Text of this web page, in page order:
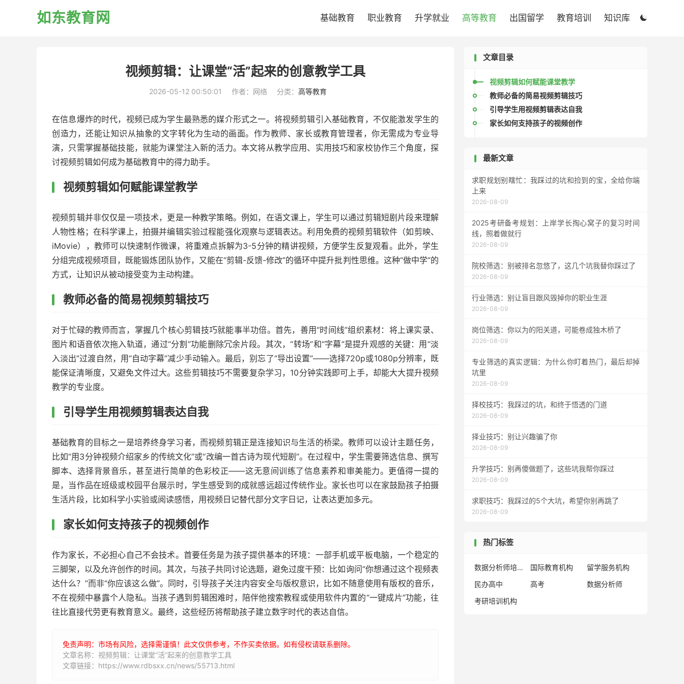
如东教育网 
基础教育 职业教育 升学就业 高等教育 出国留学 教育培训 知识库
视频剪辑：让课堂“活”起来的创意教学工具
2026-05-12 00:50:01 作者：网络 分类： 高等教育
在信息爆炸的时代，视频已成为学生最熟悉的媒介形式之一。将视频剪辑引入基础教育，不仅能激发学生的
创造力，还能让知识从抽象的文字转化为生动的画面。作为教师、家长或教育管理者，你无需成为专业导
演，只需掌握基础技能，就能为课堂注入新的活力。本文将从教学应用、实用技巧和家校协作三个角度，探
讨视频剪辑如何成为基础教育中的得力助手。
视频剪辑如何赋能课堂教学
视频剪辑并非仅仅是一项技术，更是一种教学策略。例如，在语文课上，学生可以通过剪辑短剧片段来理解
人物性格；在科学课上，拍摄并编辑实验过程能强化观察与逻辑表达。利用免费的视频剪辑软件（如剪映、
iMovie），教师可以快速制作微课，将重难点拆解为3-5分钟的精讲视频，方便学生反复观看。此外，学生
分组完成视频项目，既能锻炼团队协作，又能在“剪辑-反馈-修改”的循环中提升批判性思维。这种“做中学”的
方式，让知识从被动接受变为主动构建。
教师必备的简易视频剪辑技巧
对于忙碌的教师而言，掌握几个核心剪辑技巧就能事半功倍。首先，善用“时间线”组织素材：将上课实录、
图片和语音依次拖入轨道，通过“分割”功能删除冗余片段。其次，“转场”和“字幕”是提升观感的关键：用“淡
入淡出”过渡自然，用“自动字幕”减少手动输入。最后，别忘了“导出设置”——选择720p或1080p分辨率，既
能保证清晰度，又避免文件过大。这些剪辑技巧不需要复杂学习，10分钟实践即可上手，却能大大提升视频
教学的专业度。
引导学生用视频剪辑表达自我
基础教育的目标之一是培养终身学习者，而视频剪辑正是连接知识与生活的桥梁。教师可以设计主题任务，
比如“用3分钟视频介绍家乡的传统文化”或“改编一首古诗为现代短剧”。在过程中，学生需要筛选信息、撰写
脚本、选择背景音乐，甚至进行简单的色彩校正——这无意间训练了信息素养和审美能力。更值得一提的
是，当作品在班级或校园平台展示时，学生感受到的成就感远超过传统作业。家长也可以在家鼓励孩子拍摄
生活片段，比如科学小实验或阅读感悟，用视频日记替代部分文字日记，让表达更加多元。
家长如何支持孩子的视频创作
作为家长，不必担心自己不会技术。首要任务是为孩子提供基本的环境：一部手机或平板电脑，一个稳定的
三脚架，以及允许创作的时间。其次，与孩子共同讨论选题，避免过度干预：比如询问“你想通过这个视频表
达什么？”而非“你应该这么做”。同时，引导孩子关注内容安全与版权意识，比如不随意使用有版权的音乐，
不在视频中暴露个人隐私。当孩子遇到剪辑困难时，陪伴他搜索教程或使用软件内置的“一键成片”功能，往
往比直接代劳更有教育意义。最终，这些经历将帮助孩子建立数字时代的表达自信。
免责声明：市场有风险，选择需谨慎！此文仅供参考，不作买卖依据。如有侵权请联系删除。
文章名称：视频剪辑：让课堂“活”起来的创意教学工具
文章链接：https://www.rdbsxx.cn/news/55713.html
文章目录
视频剪辑如何赋能课堂教学
教师必备的简易视频剪辑技巧
引导学生用视频剪辑表达自我
家长如何支持孩子的视频创作
最新文章
求职规划别瞎忙：我踩过的坑和捡到的宝，全给你端
上来
2026-08-09
2025考研备考规划：上岸学长掏心窝子的复习时间
线，照着做就行
2026-08-09
院校筛选：别被排名忽悠了，这几个坑我替你踩过了
2026-08-09
行业筛选：别让盲目跟风毁掉你的职业生涯
2026-08-09
岗位筛选：你以为的阳关道，可能卷成独木桥了
2026-08-09
专业筛选的真实逻辑：为什么你盯着热门，最后却掉
坑里
2026-08-09
择校技巧：我踩过的坑，和终于悟透的门道
2026-08-09
择业技巧：别让兴趣骗了你
2026-08-09
升学技巧：别再傻做题了，这些坑我帮你踩过
2026-08-09
求职技巧：我踩过的5个大坑，希望你别再跳了
2026-08-09
热门标签
数据分析师培训机构 国际教育机构
留学服务机构
民办高中
高考
数据分析师
考研培训机构